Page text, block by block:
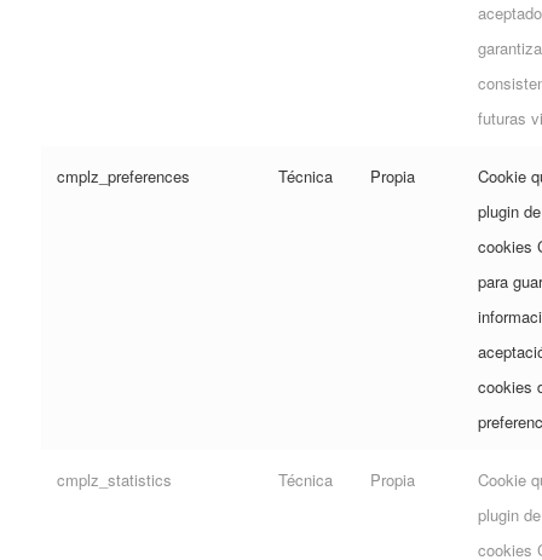
futuras
cmplz_preferences Técnica Propia
Cookie
plugin
cookies
para
cookies
cmplz_statistics Técnica Propia
Cookie
plugin
cookies